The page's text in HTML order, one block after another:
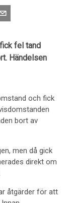
fel tand
Händelsen
och fick
bort av
men då gick
direkt om
åtgärder för att